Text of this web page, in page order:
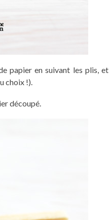
papier en suivant les plis, et
choix !).
découpé.